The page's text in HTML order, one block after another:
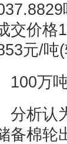
交价格
元/吨
万吨
析认为
备棉轮